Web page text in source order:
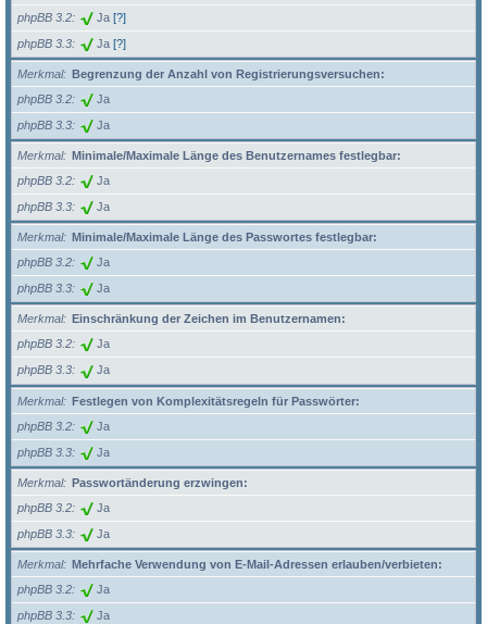
phpBB 3.2
Ja [?]
phpBB 3.3 Ja [?]
Merkmal
Begrenzung der Anzahl von Registrierungsversuchen:
phpBB 3.2
Ja
phpBB 3.3 Ja
Merkmal
Minimale/Maximale Länge des Benutzernames festlegbar:
phpBB 3.2
Ja
phpBB 3.3 Ja
Merkmal
Minimale/Maximale Länge des Passwortes festlegbar:
phpBB 3.2
Ja
phpBB 3.3 Ja
Merkmal
Einschränkung der Zeichen im Benutzernamen:
phpBB 3.2
Ja
phpBB 3.3 Ja
Merkmal
Festlegen von Komplexitätsregeln für Passwörter:
phpBB 3.2
Ja
phpBB 3.3 Ja
Merkmal
Passwortänderung erzwingen:
phpBB 3.2
Ja
phpBB 3.3 Ja
Merkmal
Mehrfache Verwendung von E-Mail-Adressen erlauben/verbieten:
phpBB 3.2
Ja
phpBB 3.3 Ja